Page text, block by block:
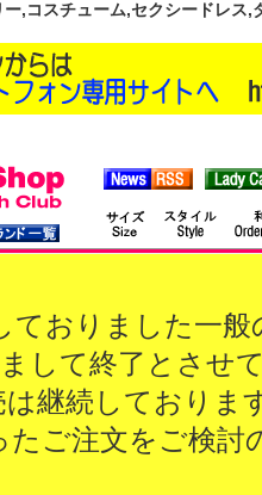
,コスチューム,セクシードレス
ておりました一
して終了とさせ
継続しておりま
ご注文をご検討